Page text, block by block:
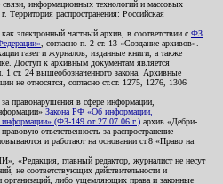
информационных технологий и массовых
Территория распространения: Российская
электронный частный архив, в соответствии с ФЗ
, согласно п. 2 ст. 13 «Создание архивов».
газет и журналов, изданные книги, а также
Доступ к архивным документам является
1 ст. 24 вышеобозначенного закона. Архивные
не относятся, согласно ст.ст. 1275, 1276, 1306
правонарушения в сфере информации,
Закона РФ «Об информации,
(ФЗ-149 от 27.07.06 г.) архив «Дебри-
ответственность за распространение
и работают на основании ст.8 «Право на
«Редакция, главный редактор, журналист не несут
не соответствующих действительности и
организаций, либо ущемляющих права и законные